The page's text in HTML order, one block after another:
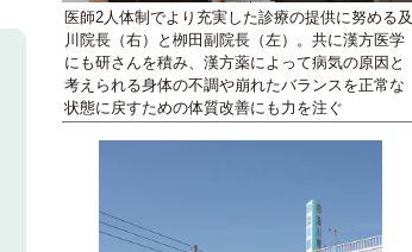
医師2人体制でより充実した診療の提供に努める及
川院長（右）と栁田副院長（左）。共に漢方医学
にも研さんを積み、漢方薬によって病気の原因と
考えられる身体の不調や崩れたバランスを正常な
状態に戻すための体質改善にも力を注ぐ